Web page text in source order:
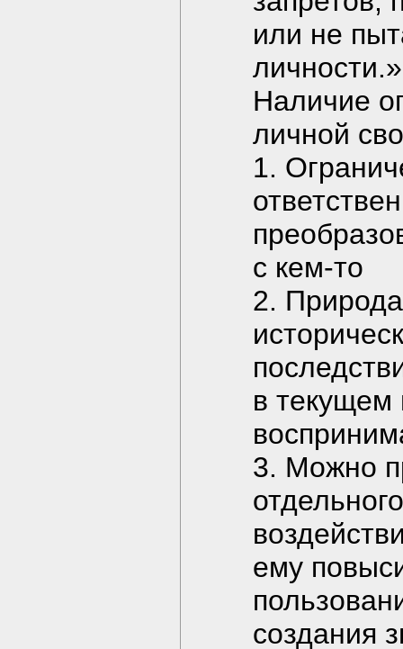
или не
личности.»
Наличие
личной
1.
с кем-то
2.
в текущем
3. Можно
ему
создания